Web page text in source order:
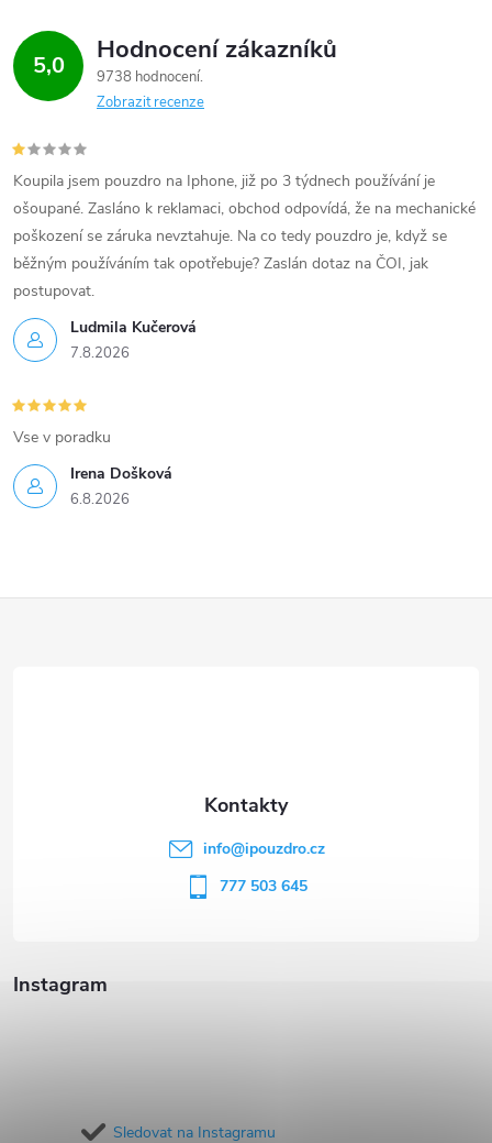
5,0 Hodnocení zákazníků
9738 hodnocení
Zobrazit recenze
Ludmila Kučerová
7.8.2026
Koupila jsem pouzdro na Iphone, již po 3 týdnech používání je
ošoupané. Zasláno k reklamaci, obchod odpovídá, že na mechanické
poškození se záruka nevztahuje. Na co tedy pouzdro je, když se
běžným používáním tak opotřebuje? Zaslán dotaz na ČOI, jak
postupovat.
Irena Došková
6.8.2026
Vse v poradku
Instagram
Sledovat na Instagramu
info@ipouzdro.cz
777 503 645